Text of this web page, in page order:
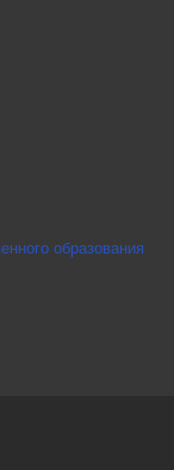
образования